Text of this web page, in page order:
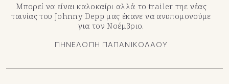
Μπορεί να είναι καλοκαίρι αλλά το trailer τηε νέας
ταινίας του Johnny Depp μας έκανε να ανυπομονούμε
για τον Νοέμβριο.
ΠΗΝΕΛΟΠΗ ΠΑΠΑΝΙΚΟΛΑΟΥ